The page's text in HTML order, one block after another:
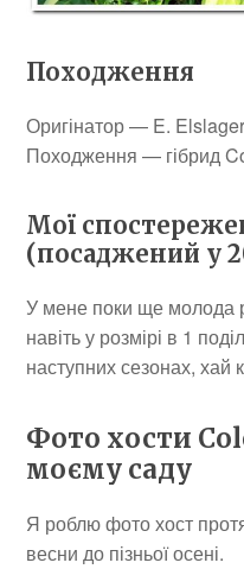
Походження
Оригінатор — E.
Походження — гібрид
Мої
(посаджений у
У мене поки ще молода
навіть у розмірі в 1
наступних сезонах, хай
Фото хости
моєму саду
Я роблю фото хост
весни до пізньої осені.